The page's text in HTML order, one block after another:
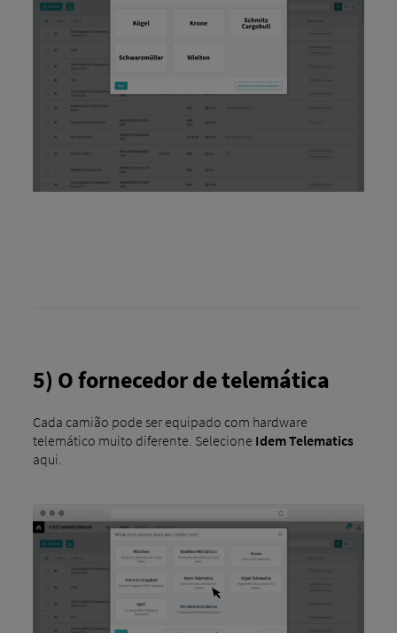
5) O fornecedor de telemática
Cada camião pode ser equipado com hardware
telemático muito diferente. Selecione Idem Telematics
aqui.